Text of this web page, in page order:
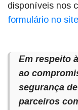
disponíveis nos
formulário no site
Em respeito
ao
segurança
parceiros